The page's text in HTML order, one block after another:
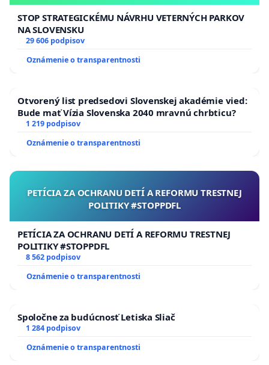
STOP STRATEGICKÉMU NÁVRHU VETERNÝCH PARKOV
NA SLOVENSKU
29 606 podpisov
Oznámenie o transparentnosti
Otvorený list predsedovi Slovenskej akadémie vied:
Bude mať Vízia Slovenska 2040 mravnú chrbticu?
1 219 podpisov
Oznámenie o transparentnosti
PETÍCIA ZA OCHRANU DETÍ A REFORMU TRESTNEJ
POLITIKY #STOPPDFL
PETÍCIA ZA OCHRANU DETÍ A REFORMU TRESTNEJ
POLITIKY #STOPPDFL
8 562 podpisov
Oznámenie o transparentnosti
Spoločne za budúcnosť Letiska Sliač
1 284 podpisov
Oznámenie o transparentnosti